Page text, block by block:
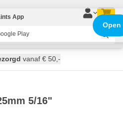
maandag bezorgd
vanaf € 50,-
5/16"
App
Play
Open